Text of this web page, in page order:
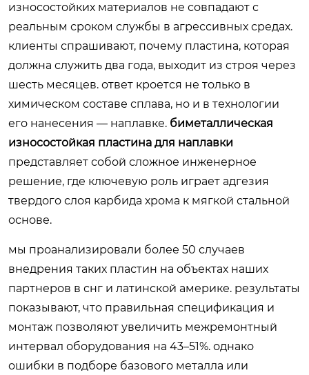
износостойких материалов не совпадают с
реальным сроком службы в агрессивных средах.
клиенты спрашивают, почему пластина, которая
должна служить два года, выходит из строя через
шесть месяцев. ответ кроется не только в
химическом составе сплава, но и в технологии
его нанесения — наплавке. биметаллическая
износостойкая пластина для наплавки
представляет собой сложное инженерное
решение, где ключевую роль играет адгезия
твердого слоя карбида хрома к мягкой стальной
основе.
мы проанализировали более 50 случаев
внедрения таких пластин на объектах наших
партнеров в снг и латинской америке. результаты
показывают, что правильная спецификация и
монтаж позволяют увеличить межремонтный
интервал оборудования на 43–51%. однако
ошибки в подборе базового металла или